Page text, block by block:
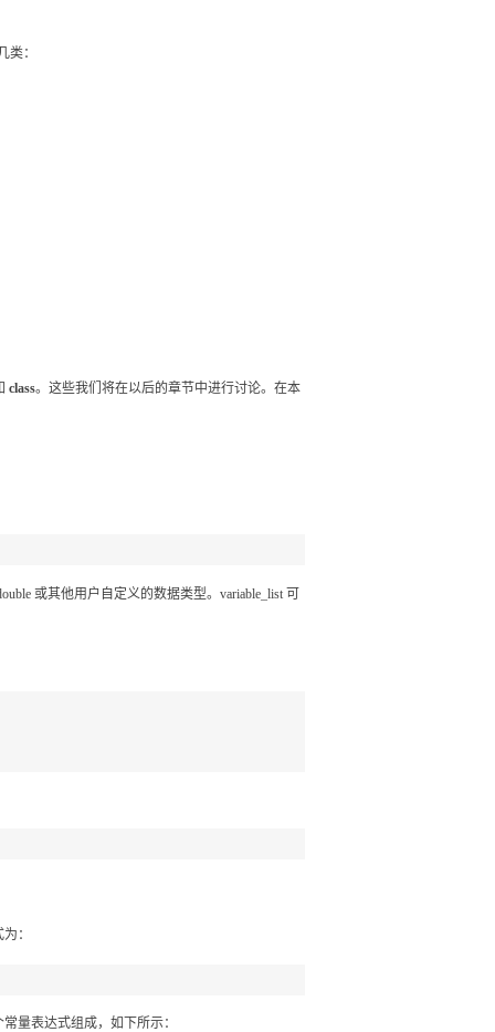
类：
class。这些我们将在以后的章节中进行讨论。在本
或其他用户自定义的数据类型。variable_list 可
：
量表达式组成，如下所示：